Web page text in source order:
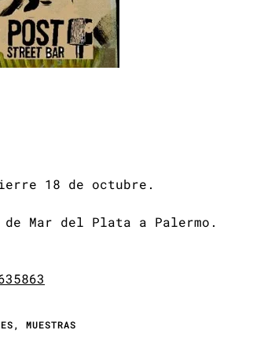
18 de octubre.
Mar del Plata a Palermo.
, MUESTRAS